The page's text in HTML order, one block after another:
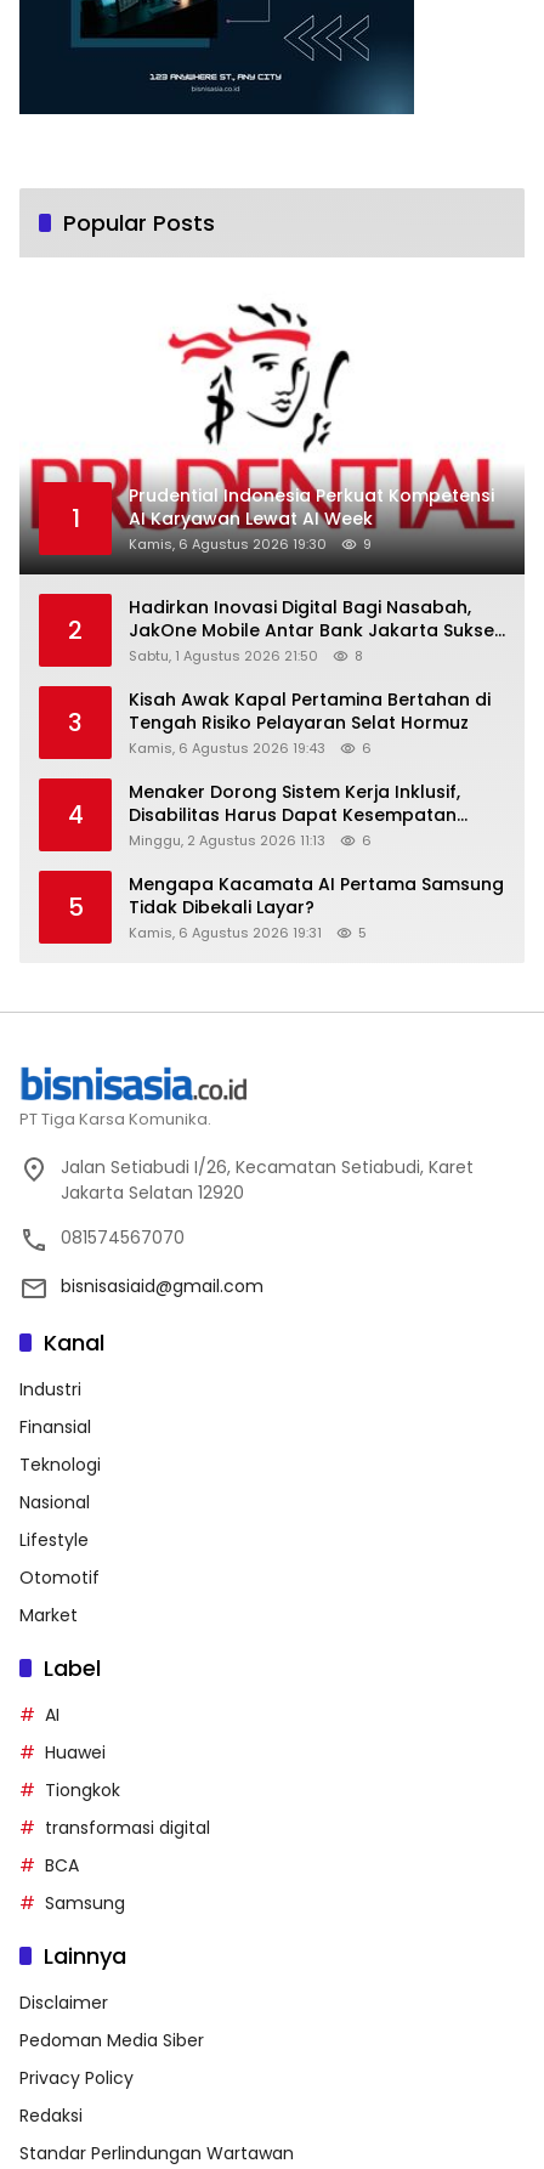
Popular Posts
1
Prudential Indonesia Perkuat Kompetensi
AI Karyawan Lewat AI Week
Kamis, 6 Agustus 2026 19:30 9
2
Hadirkan Inovasi Digital Bagi Nasabah,
JakOne Mobile Antar Bank Jakarta Sukses
Raih Digital Excellence Awards 2026
Sabtu, 1 Agustus 2026 21:50 8
3
Kisah Awak Kapal Pertamina Bertahan di
Tengah Risiko Pelayaran Selat Hormuz
Kamis, 6 Agustus 2026 19:43 6
4
Menaker Dorong Sistem Kerja Inklusif,
Disabilitas Harus Dapat Kesempatan
Setara
Minggu, 2 Agustus 2026 11:13 6
5
Mengapa Kacamata AI Pertama Samsung
Tidak Dibekali Layar?
Kamis, 6 Agustus 2026 19:31 5
PT Tiga Karsa Komunika.
Jalan Setiabudi I/26, Kecamatan Setiabudi, Karet
Jakarta Selatan 12920
081574567070
bisnisasiaid@gmail.com
Kanal
Industri
Finansial
Teknologi
Nasional
Lifestyle
Otomotif
Market
Label
AI
Huawei
Tiongkok
transformasi digital
BCA
Samsung
Lainnya
Disclaimer
Pedoman Media Siber
Privacy Policy
Redaksi
Standar Perlindungan Wartawan